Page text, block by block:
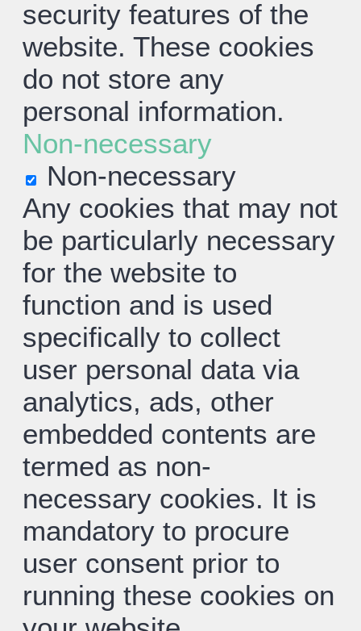
security features of the
website. These cookies
do not store any
personal information.
Non-necessary
Non-necessary
Any cookies that may not
be particularly necessary
for the website to
function and is used
specifically to collect
user personal data via
analytics, ads, other
embedded contents are
termed as non-
necessary cookies. It is
mandatory to procure
user consent prior to
running these cookies on